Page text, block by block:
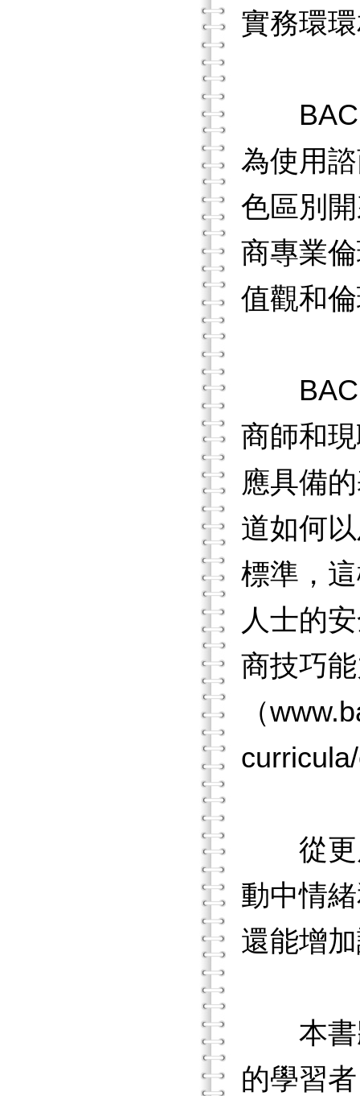
實務環
BACP
為使用
色區別
商專業
值觀和
BACP
商師和
應具備
道如何
標準，
人士的
商技巧
（
從更廣
動中情
還能增
本書將
的學習